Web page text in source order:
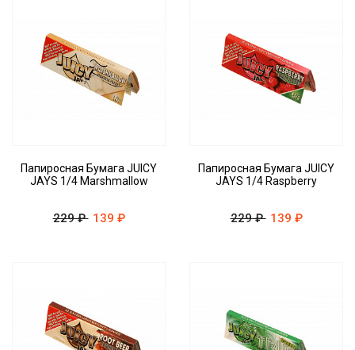
Папиросная Бумага JUICY
JAYS 1/4 Marshmallow
229 ₽ 139 ₽
Папиросная Бумага JUICY
JAYS 1/4 Raspberry
229 ₽ 139 ₽